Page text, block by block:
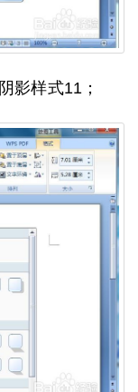
影样式11；